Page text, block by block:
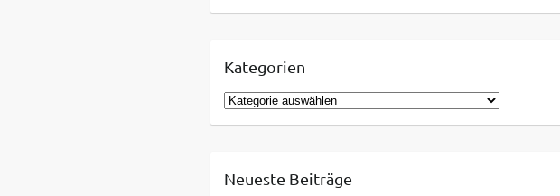
Kategorien
K
a
gNeueste Beiträge